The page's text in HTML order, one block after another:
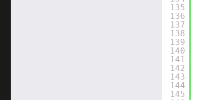
135
136
137
138
139
140
141
142
143
144
145